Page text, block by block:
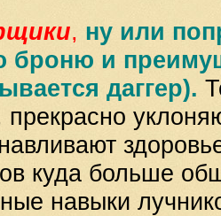
, ну или
броню и
даггер).
прекрасно
куда больше
навыки